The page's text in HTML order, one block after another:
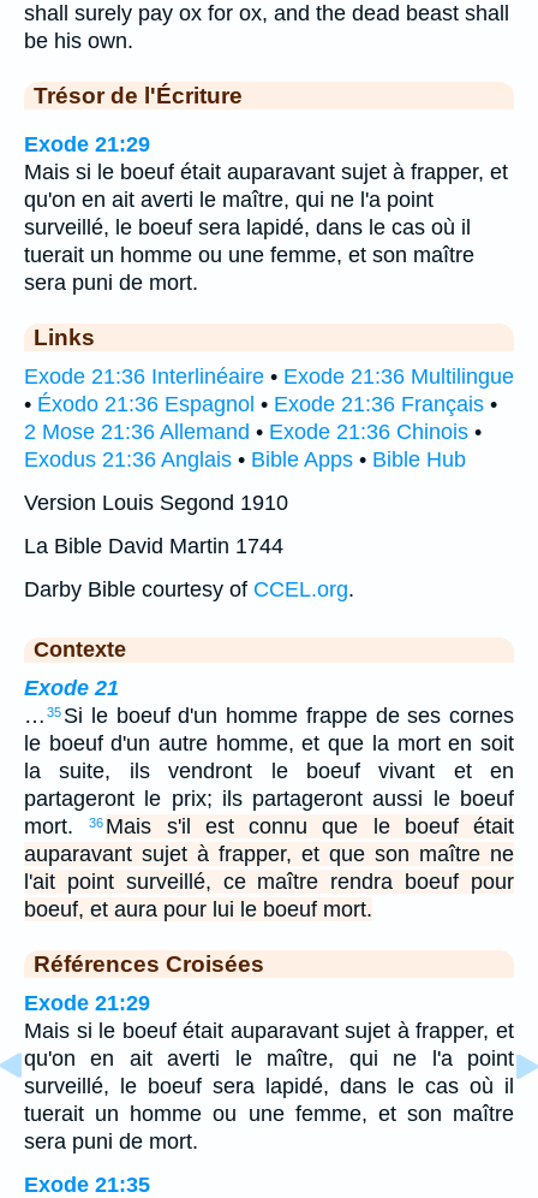
shall surely pay ox for ox, and the dead beast shall
be his own.
Trésor de l'Écriture
Exode 21:29
Mais si le boeuf était auparavant sujet à frapper, et
qu'on en ait averti le maître, qui ne l'a point
surveillé, le boeuf sera lapidé, dans le cas où il
tuerait un homme ou une femme, et son maître
sera puni de mort.
Links
Exode 21:36 Interlinéaire • Exode 21:36 Multilingue
• Éxodo 21:36 Espagnol • Exode 21:36 Français •
2 Mose 21:36 Allemand • Exode 21:36 Chinois •
Exodus 21:36 Anglais • Bible Apps • Bible Hub
Version Louis Segond 1910
La Bible David Martin 1744
Darby Bible courtesy of CCEL.org.
Contexte
Exode 21
… 35 Si le boeuf d'un homme frappe de ses cornes
le boeuf d'un autre homme, et que la mort en soit
la suite, ils vendront le boeuf vivant et en
partageront le prix; ils partageront aussi le boeuf
mort.
36 Mais s'il est connu que le boeuf était
auparavant sujet à frapper, et que son maître ne
l'ait point surveillé, ce maître rendra boeuf pour
boeuf, et aura pour lui le boeuf mort.
Références Croisées
Exode 21:29
Mais si le boeuf était auparavant sujet à frapper, et
qu'on en ait averti le maître, qui ne l'a point
surveillé, le boeuf sera lapidé, dans le cas où il
tuerait un homme ou une femme, et son maître
sera puni de mort.
Exode 21:35